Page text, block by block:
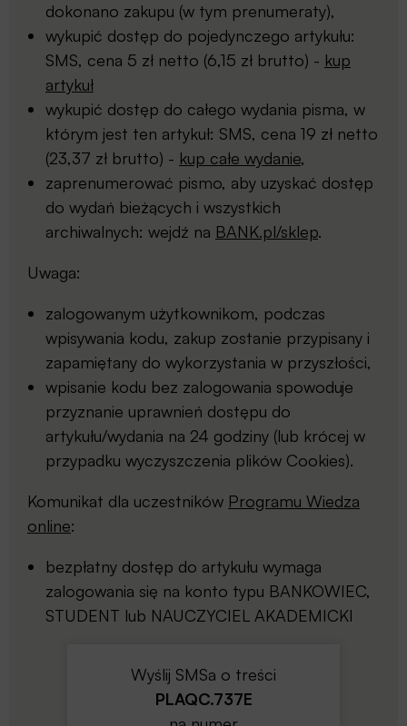
dokonano zakupu (w tym prenumeraty),
wykupić dostęp do pojedynczego artykułu:
SMS, cena 5 zł netto (6,15 zł brutto) - kup
artykuł
wykupić dostęp do całego wydania pisma, w
którym jest ten artykuł: SMS, cena 19 zł netto
(23,37 zł brutto) - kup całe wydanie,
zaprenumerować pismo, aby uzyskać dostęp
do wydań bieżących i wszystkich
archiwalnych: wejdź na BANK.pl/sklep.
Uwaga:
zalogowanym użytkownikom, podczas
wpisywania kodu, zakup zostanie przypisany i
zapamiętany do wykorzystania w przyszłości,
wpisanie kodu bez zalogowania spowoduje
przyznanie uprawnień dostępu do
artykułu/wydania na 24 godziny (lub krócej w
przypadku wyczyszczenia plików Cookies).
Komunikat dla uczestników Programu Wiedza
online:
bezpłatny dostęp do artykułu wymaga
zalogowania się na konto typu BANKOWIEC,
STUDENT lub NAUCZYCIEL AKADEMICKI
Wyślij SMSa o treści
PLAQC.737E